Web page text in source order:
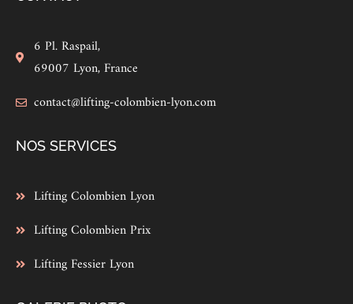
6 Pl. Raspail,
69007 Lyon, France
contact@lifting-colombien-lyon.com
NOS SERVICES
Lifting Colombien Lyon
Lifting Colombien Prix
Lifting Fessier Lyon